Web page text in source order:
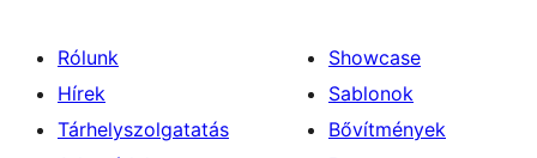
Rólunk
Hírek
Tárhelyszolgatatás
Showcase
Sablonok
Bővítmények